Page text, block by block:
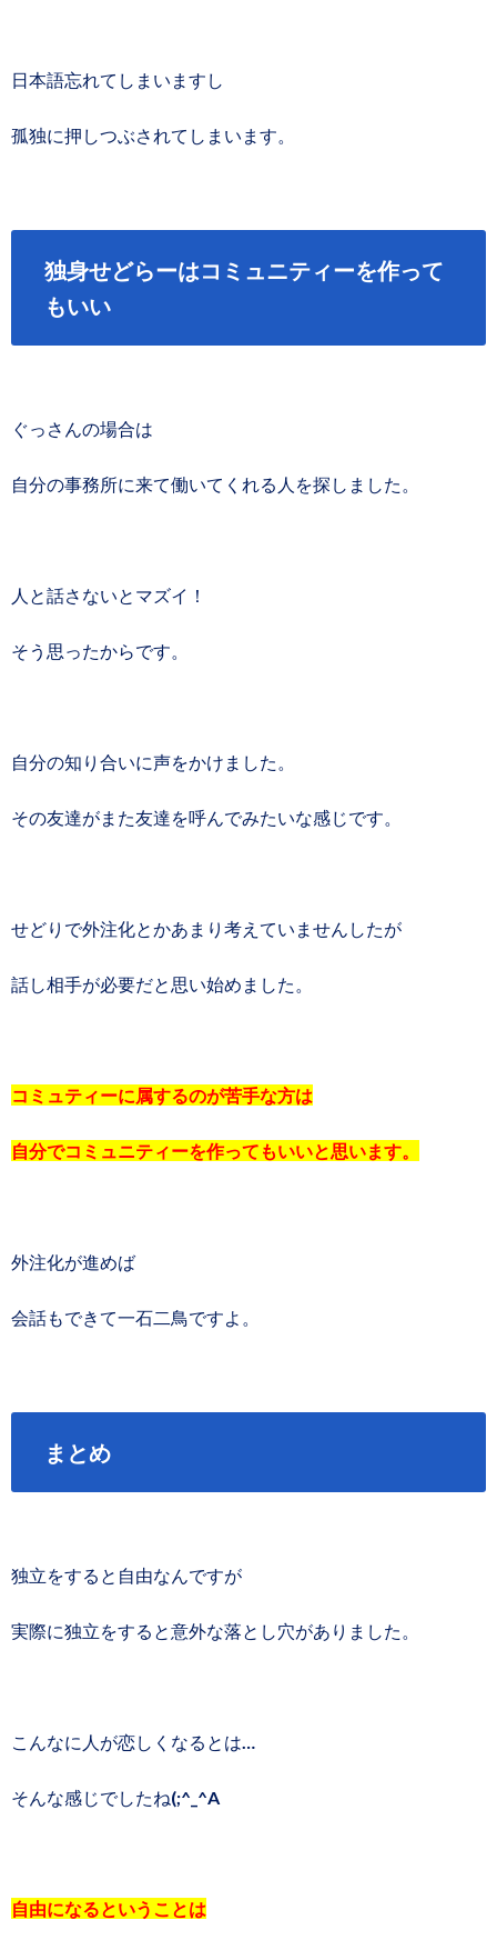
日本語忘れてしまいますし
孤独に押しつぶされてしまいます。
独身せどらーはコミュニティーを作って
もいい
ぐっさんの場合は
自分の事務所に来て働いてくれる人を探しました。
人と話さないとマズイ！
そう思ったからです。
自分の知り合いに声をかけました。
その友達がまた友達を呼んでみたいな感じです。
せどりで外注化とかあまり考えていませんしたが
話し相手が必要だと思い始めました。
コミュティーに属するのが苦手な方は
自分でコミュニティーを作ってもいいと思います。
外注化が進めば
会話もできて一石二鳥ですよ。
まとめ
独立をすると自由なんですが
実際に独立をすると意外な落とし穴がありました。
こんなに人が恋しくなるとは…
そんな感じでしたね(;^_^A
自由になるということは